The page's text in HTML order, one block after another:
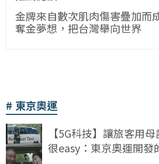
金牌來自數次肌肉傷害疊加而
奪金夢想，把台灣舉向世界
東京奧運
【5G科技】讓旅客用
很easy：東京奧運開發